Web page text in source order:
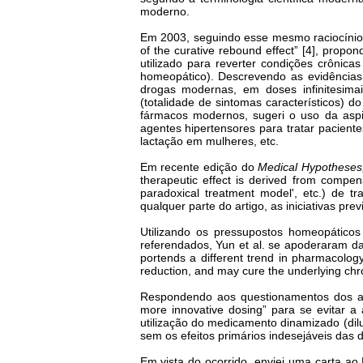
moderno.
Em 2003, seguindo esse mesmo
of the curative rebound effect” [4],
utilizado para reverter condições
homeopático). Descrevendo as
drogas modernas, em doses
(totalidade de sintomas característicos)
fármacos modernos, sugeri o uso da
agentes hipertensores para tratar
lactação em mulheres, etc.
Em recente edição doMedical
therapeutic effect is derived from
paradoxical treatment model', etc.) de
qualquer parte do artigo, as iniciativas
Utilizando os pressupostos
referendados, Yun et al. se apoderaram
portends a different trend in
reduction, and may cure the underlying
Respondendo aos questionamentos dos
more innovative dosing” para se evitar
utilização do medicamento dinamizado
sem os efeitos primários indesejáveis das